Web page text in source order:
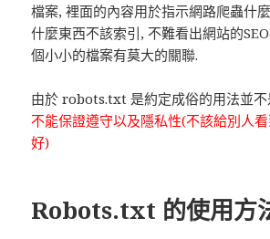
檔案, 裡面的內容用於指示網路爬蟲什
什麼東西不該索引, 不難看出網站的
個小小的檔案有莫大的關聯.
由於 robots.txt 是約定成俗的用法並
不能保證遵守以及隱私性(不該給別人
好)
Robots.txt 的使用方